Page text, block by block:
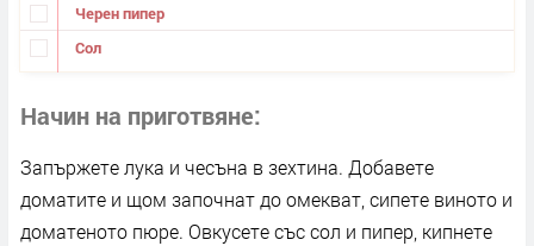
Черен пипер
Сол
Начин на приготвяне
Запържете лука и чесъна в зехтина. Добавете
доматите и щом започнат до омекват, сипете виното и
доматеното пюре. Овкусете със сол и пипер, кипнете